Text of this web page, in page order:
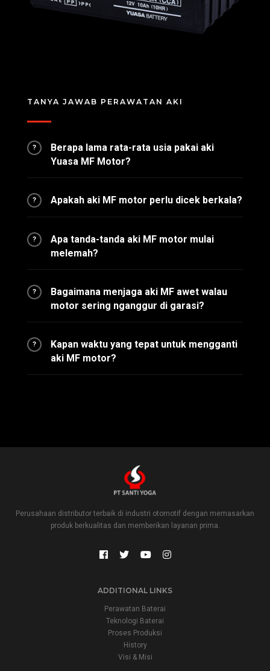
TANYA JAWAB PERAWATAN AKI
?
Berapa lama rata-rata usia pakai aki
Yuasa MF Motor?
? Apakah aki MF motor perlu dicek berkala?
?
Apa tanda-tanda aki MF motor mulai
melemah?
?
Bagaimana menjaga aki MF awet walau
motor sering nganggur di garasi?
?
Kapan waktu yang tepat untuk mengganti
aki MF motor?
Perusahaan distributor terbaik di industri otomotif dengan memasarkan
produk berkualitas dan memberikan layanan prima.
ADDITIONAL LINKS
Perawatan Baterai
Teknologi Baterai
Proses Produksi
History
Visi & Misi